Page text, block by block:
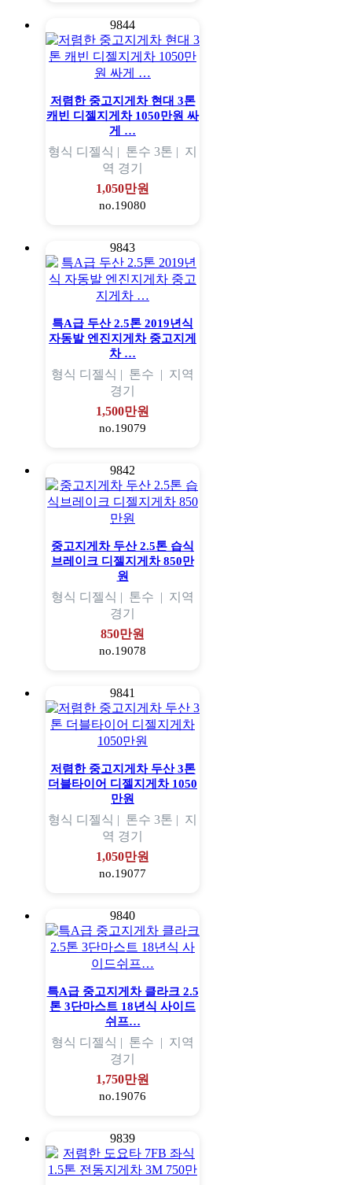
9844
저렴한 중고지게차 현대 3톤
캐빈 디젤지게차 1050만원 싸
게 …
형식 디젤식 | 톤수 3톤 | 지
역 경기
1,050만원
no.19080
9843
특A급 두산 2.5톤 2019년식
자동발 엔진지게차 중고지게
차 …
형식 디젤식 | 톤수 | 지역
경기
1,500만원
no.19079
9842
중고지게차 두산 2.5톤 습식
브레이크 디젤지게차 850만
원
형식 디젤식 | 톤수 | 지역
경기
850만원
no.19078
9841
저렴한 중고지게차 두산 3톤
더블타이어 디젤지게차 1050
만원
형식 디젤식 | 톤수 3톤 | 지
역 경기
1,050만원
no.19077
9840
특A급 중고지게차 클라크 2.5
톤 3단마스트 18년식 사이드
쉬프…
형식 디젤식 | 톤수 | 지역
경기
1,750만원
no.19076
9839